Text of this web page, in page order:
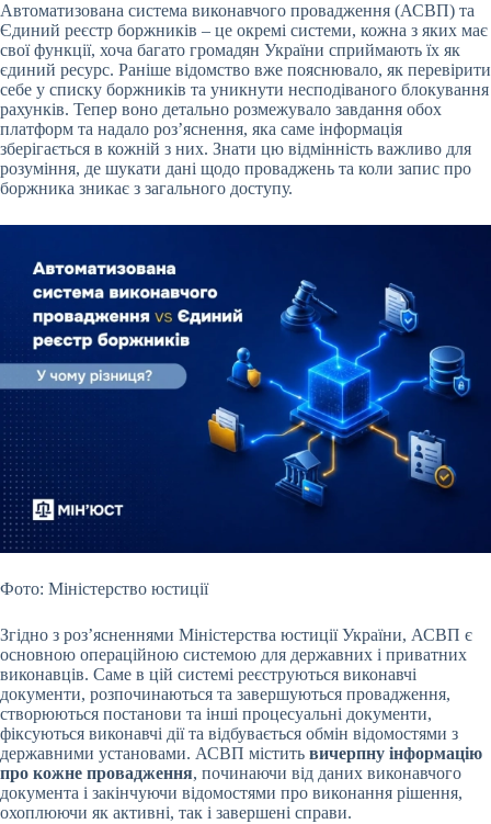
Автоматизована система виконавчого провадження (АСВП) та
Єдиний реєстр боржників – це окремі системи, кожна з яких має
свої функції, хоча багато громадян України сприймають їх як
єдиний ресурс. Раніше відомство вже пояснювало, як перевірити
себе у списку боржників та уникнути несподіваного блокування
рахунків. Тепер воно детально розмежувало завдання обох
платформ та надало роз’яснення, яка саме інформація
зберігається в кожній з них. Знати цю відмінність важливо для
розуміння, де шукати дані щодо проваджень та коли запис про
боржника зникає з загального доступу.
Фото: Міністерство юстиції
Згідно з роз’ясненнями Міністерства юстиції України, АСВП є
основною операційною системою для державних і приватних
виконавців. Саме в цій системі реєструються виконавчі
документи, розпочинаються та завершуються провадження,
створюються постанови та інші процесуальні документи,
фіксуються виконавчі дії та відбувається обмін відомостями з
державними установами. АСВП містить вичерпну інформацію
про кожне провадження, починаючи від даних виконавчого
документа і закінчуючи відомостями про виконання рішення,
охоплюючи як активні, так і завершені справи.